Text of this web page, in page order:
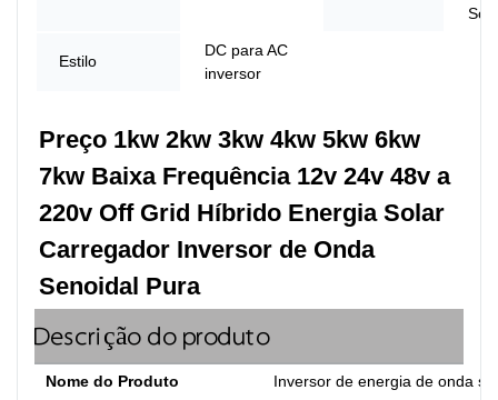
Estilo
DC para AC
inversor
Preço 1kw 2kw 3kw 4kw 5kw 6kw
7kw Baixa Frequência 12v 24v 48v a
220v Off Grid Híbrido Energia Solar
Carregador Inversor de Onda
Senoidal Pura
Descrição do produto
Nome do Produto Inversor de energia de onda